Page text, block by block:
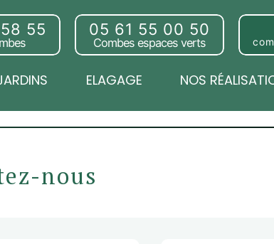
ELAGAGE NOS
55 05 61 55 00 50
Combes espaces verts
nous